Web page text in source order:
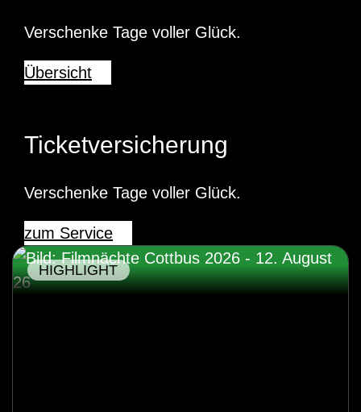
Verschenke Tage voller Glück.
Übersicht
Ticketversicherung
Verschenke Tage voller Glück.
zum Service
HIGHLIGHT